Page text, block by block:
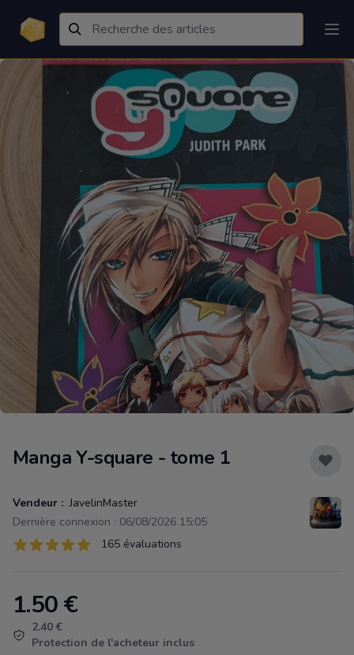
Manga Y-square - tome 1
Vendeur : JavelinMaster
Dernière connexion : 06/08/2026 15:05
Évaluations
165 sur 5 étoiles165 évaluations
Product information
1.50€
2.40 €
Protection de l'acheteur inclus